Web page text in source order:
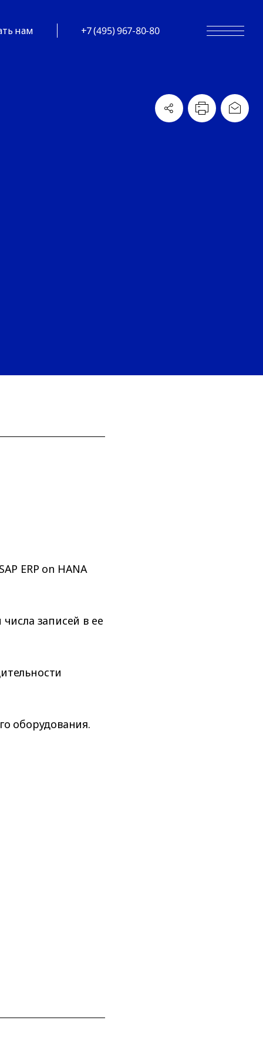
нам +7 (495) 967-80-80
ERP on HANA
записей в ее
оборудования.